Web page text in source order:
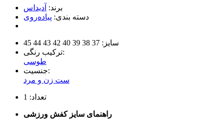
برند: آدیداس
دسته بندی: پیاده‌روی
سایز: 37
38
39
40
42
43
44
45
ترکیب رنگی:
طوسی
جنسیت:
ست زن و مرد
تعداد: 1
راهنمای سایز کفش ورزشی